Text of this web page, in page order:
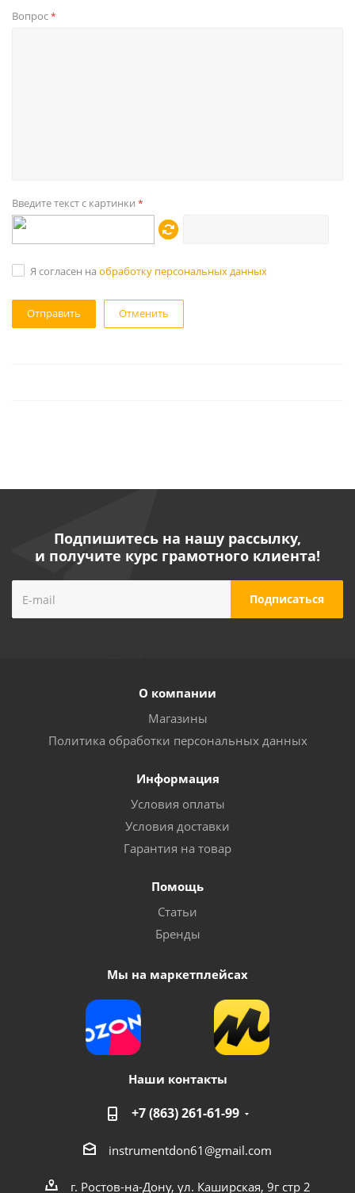
Вопрос*
Введите текст с картинки *
Я согласен на обработку персональных данных
Отменить
Подпишитесь на нашу рассылку,
и получите курс грамотного клиента!
О компании
Магазины
Политика обработки персональных данных
Информация
Условия оплаты
Условия доставки
Гарантия на товар
Помощь
Статьи
Бренды
Мы на маркетплейсах
Наши контакты
+7 (863) 261-61-99
instrumentdon61@gmail.com
г. Ростов-на-Дону, ул. Каширская, 9г стр 2